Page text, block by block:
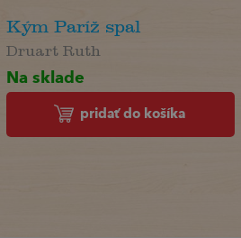
Kým Paríž spal
Druart Ruth
Na sklade
pridať do košíka